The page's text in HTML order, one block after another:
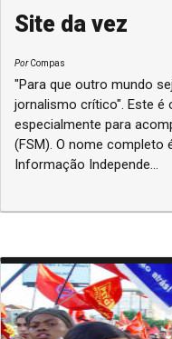
Site da vez
PorCompas
"Para que outro mundo
jornalismo crítico". Este é
especialmente para
(FSM). O nome completo é "III Ciranda Internacional da
Informação Independe...